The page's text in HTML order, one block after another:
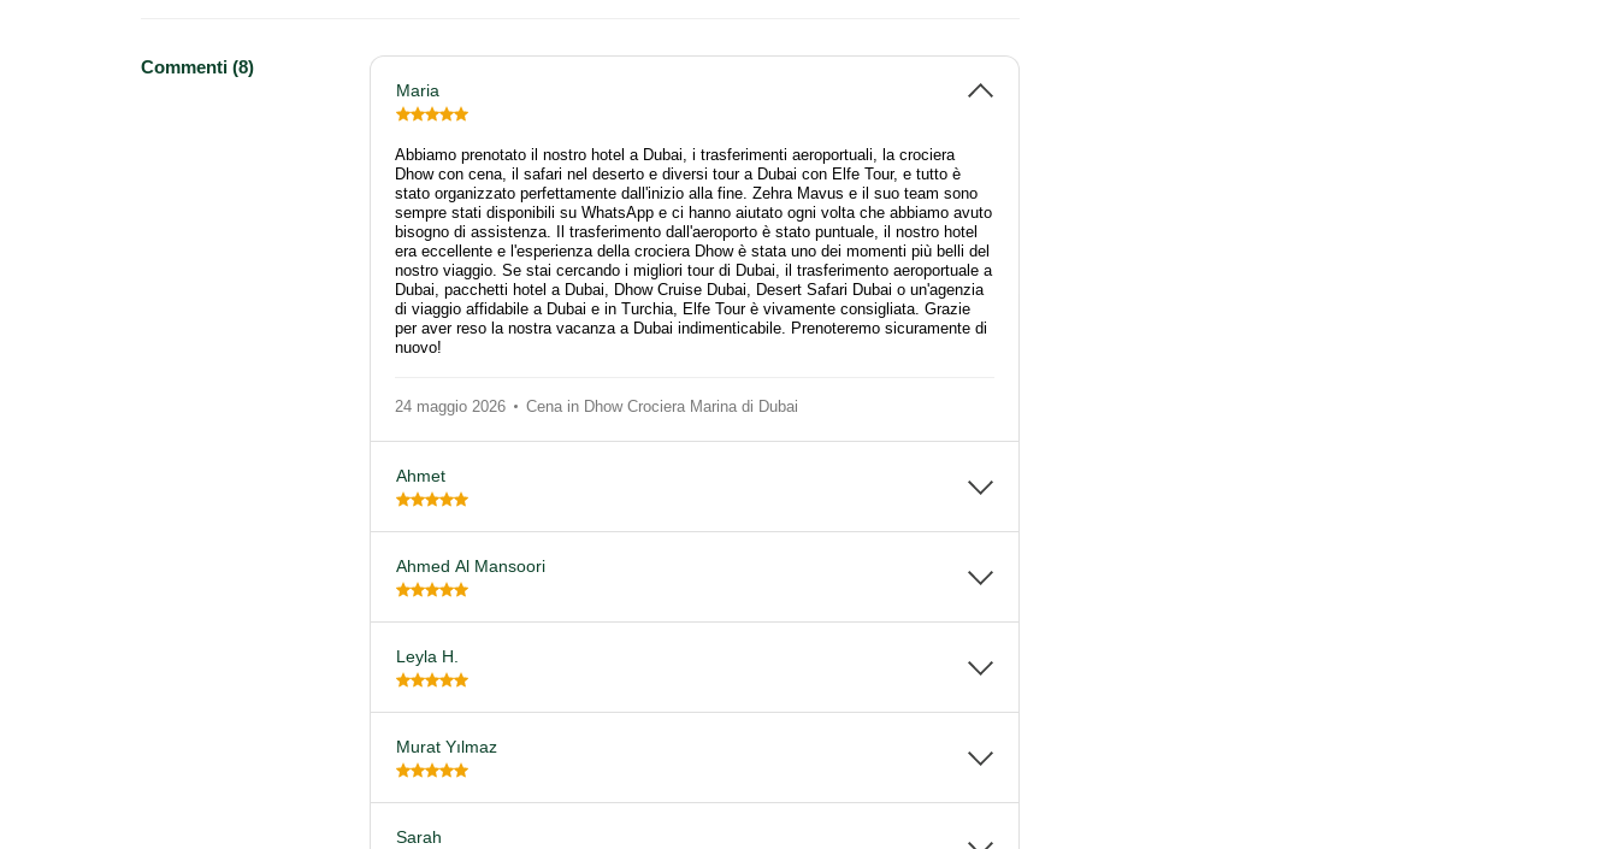
Commenti (8)
Maria
Abbiamo prenotato il nostro hotel a Dubai, i trasferimenti aeroportuali, la crociera
Dhow con cena, il safari nel deserto e diversi tour a Dubai con Elfe Tour, e tutto è
stato organizzato perfettamente dall'inizio alla fine. Zehra Mavus e il suo team sono
sempre stati disponibili su WhatsApp e ci hanno aiutato ogni volta che abbiamo avuto
bisogno di assistenza. Il trasferimento dall'aeroporto è stato puntuale, il nostro hotel
era eccellente e l'esperienza della crociera Dhow è stata uno dei momenti più belli del
nostro viaggio. Se stai cercando i migliori tour di Dubai, il trasferimento aeroportuale a
Dubai, pacchetti hotel a Dubai, Dhow Cruise Dubai, Desert Safari Dubai o un'agenzia
di viaggio affidabile a Dubai e in Turchia, Elfe Tour è vivamente consigliata. Grazie
per aver reso la nostra vacanza a Dubai indimenticabile. Prenoteremo sicuramente di
nuovo!
24 maggio 2026 Cena in Dhow Crociera Marina di Dubai
Ahmet
Ahmed Al Mansoori
Leyla H.
Murat Yılmaz
Sarah